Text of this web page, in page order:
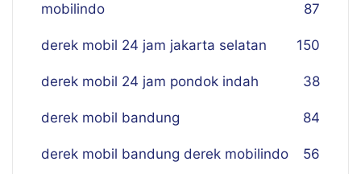
mobilindo 87
derek mobil 24 jam jakarta selatan 150
derek mobil 24 jam pondok indah 38
derek mobil bandung 84
derek mobil bandung derek mobilindo 56